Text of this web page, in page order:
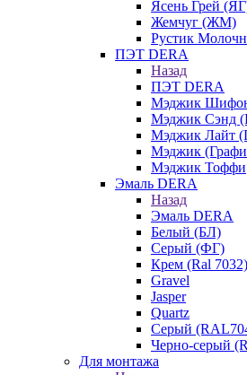
Ясень Грей
Жемчуг (ЖМ)
Рустик
ПЭТ DERA
Назад
ПЭТ DERA
Мэджик
Мэджик Сэнд
Мэджик Лайт
Мэджик
Мэджик Тоффи
Эмаль DERA
Назад
Эмаль DERA
Белый (БЛ)
Серый (ФГ)
Крем (Ral 7032)
Gravel
Jasper
Quartz
Серый
Черно-серый
Для монтажа